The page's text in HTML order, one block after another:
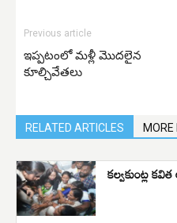
Previous article
ఇప్పటంలో మళ్లీ మొదలైన
కూల్చివేతలు
RELATED ARTICLES
కల్వకుంట్ల కవిత